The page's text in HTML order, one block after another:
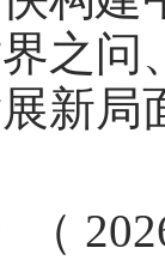
之
新局